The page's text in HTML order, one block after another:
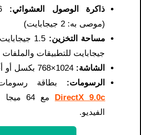
ذاكرة الوصول العشوائي:
(موصى به: 2 جيجابايت)
مساحة التخزين:
جيجابايت للتطبيقات والملفات
الشاشة:
الرسومات: بطاقة
DirectX 9.0c
مع 64
الفيديو.